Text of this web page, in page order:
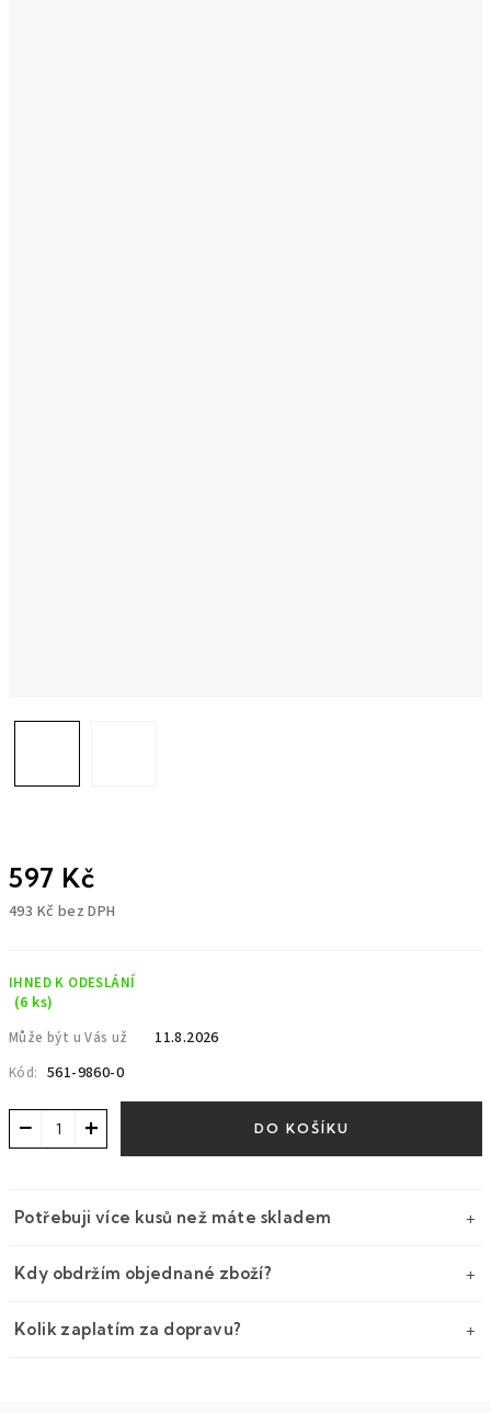
597 Kč
493 Kč bez DPH
IHNED K ODESLÁNÍ
(6 ks)
Může být u Vás už 11.8.2026
Kód: 561-9860-0
+
− DO KOŠÍKU
Potřebuji více kusů než máte skladem
Kdy obdržím objednané zboží?
Kolik zaplatím za dopravu?